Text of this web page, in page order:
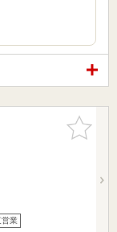
お気に入
りに追加
営業